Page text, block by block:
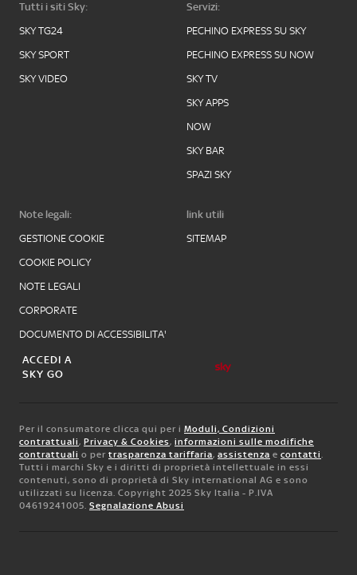
Tutti i siti Sky:
SKY TG24
SKY SPORT
SKY VIDEO
Servizi:
PECHINO EXPRESS SU SKY
PECHINO EXPRESS SU NOW
SKY TV
SKY APPS
NOW
SKY BAR
SPAZI SKY
Note legali:
GESTIONE COOKIE
COOKIE POLICY
NOTE LEGALI
CORPORATE
DOCUMENTO DI ACCESSIBILITA'
link utili
SITEMAP
ACCEDI A
SKY GO
Per il consumatore clicca qui per i Moduli, Condizioni
contrattuali, Privacy & Cookies, informazioni sulle modifiche
contrattuali o per trasparenza tariffaria, assistenza e contatti.
Tutti i marchi Sky e i diritti di proprietà intellettuale in essi
contenuti, sono di proprietà di Sky international AG e sono
utilizzati su licenza. Copyright 2025 Sky Italia - P.IVA
04619241005. Segnalazione Abusi